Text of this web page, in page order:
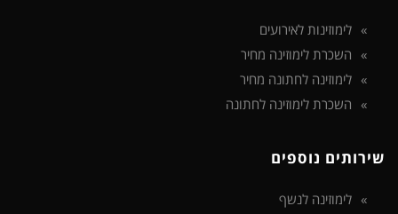
לימוזינות לאירועים
השכרת לימוזינה מחיר
לימוזינה לחתונה מחיר
השכרת לימוזינה לחתונה
שירותים נוספים
לימוזינה לנשף